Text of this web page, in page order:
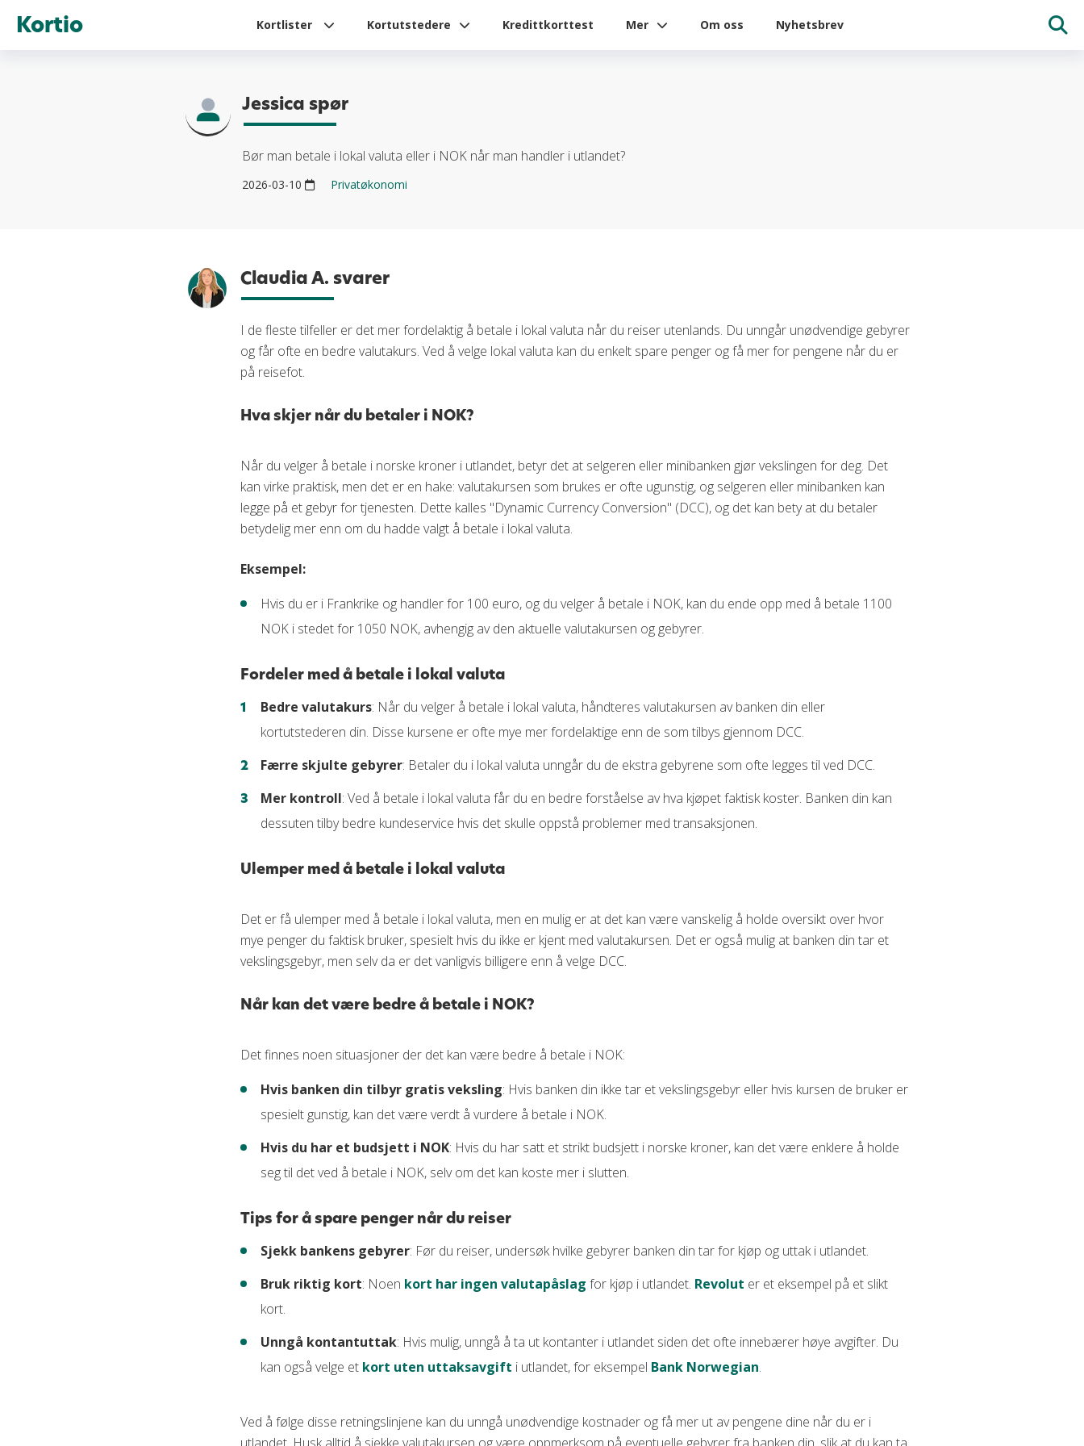
Kortio Kortlister Kortutstedere Kredittkorttest Mer Om oss Nyhetsbrev
Jessica spør
Bør man betale i lokal valuta eller i NOK når man handler i utlandet?
2026-03-10 Privatøkonomi
Claudia A. svarer
I de fleste tilfeller er det mer fordelaktig å betale i lokal valuta når du reiser utenlands. Du unngår unødvendige gebyrer
og får ofte en bedre valutakurs. Ved å velge lokal valuta kan du enkelt spare penger og få mer for pengene når du er
på reisefot.
Hva skjer når du betaler i NOK?
Når du velger å betale i norske kroner i utlandet, betyr det at selgeren eller minibanken gjør vekslingen for deg. Det
kan virke praktisk, men det er en hake: valutakursen som brukes er ofte ugunstig, og selgeren eller minibanken kan
legge på et gebyr for tjenesten. Dette kalles "Dynamic Currency Conversion" (DCC), og det kan bety at du betaler
betydelig mer enn om du hadde valgt å betale i lokal valuta.
Eksempel:
Hvis du er i Frankrike og handler for 100 euro, og du velger å betale i NOK, kan du ende opp med å betale 1100
NOK i stedet for 1050 NOK, avhengig av den aktuelle valutakursen og gebyrer.
Fordeler med å betale i lokal valuta
Bedre valutakurs: Når du velger å betale i lokal valuta, håndteres valutakursen av banken din eller
kortutstederen din. Disse kursene er ofte mye mer fordelaktige enn de som tilbys gjennom DCC.
Færre skjulte gebyrer: Betaler du i lokal valuta unngår du de ekstra gebyrene som ofte legges til ved DCC.
Mer kontroll: Ved å betale i lokal valuta får du en bedre forståelse av hva kjøpet faktisk koster. Banken din kan
dessuten tilby bedre kundeservice hvis det skulle oppstå problemer med transaksjonen.
Ulemper med å betale i lokal valuta
Det er få ulemper med å betale i lokal valuta, men en mulig er at det kan være vanskelig å holde oversikt over hvor
mye penger du faktisk bruker, spesielt hvis du ikke er kjent med valutakursen. Det er også mulig at banken din tar et
vekslingsgebyr, men selv da er det vanligvis billigere enn å velge DCC.
Når kan det være bedre å betale i NOK?
Det finnes noen situasjoner der det kan være bedre å betale i NOK:
Hvis banken din tilbyr gratis veksling: Hvis banken din ikke tar et vekslingsgebyr eller hvis kursen de bruker er
spesielt gunstig, kan det være verdt å vurdere å betale i NOK.
Hvis du har et budsjett i NOK: Hvis du har satt et strikt budsjett i norske kroner, kan det være enklere å holde
seg til det ved å betale i NOK, selv om det kan koste mer i slutten.
Tips for å spare penger når du reiser
Sjekk bankens gebyrer: Før du reiser, undersøk hvilke gebyrer banken din tar for kjøp og uttak i utlandet.
Bruk riktig kort: Noen kort har ingen valutapåslag for kjøp i utlandet. Revolut er et eksempel på et slikt
kort.
Unngå kontantuttak: Hvis mulig, unngå å ta ut kontanter i utlandet siden det ofte innebærer høye avgifter. Du
kan også velge et kort uten uttaksavgift i utlandet, for eksempel Bank Norwegian.
Ved å følge disse retningslinjene kan du unngå unødvendige kostnader og få mer ut av pengene dine når du er i